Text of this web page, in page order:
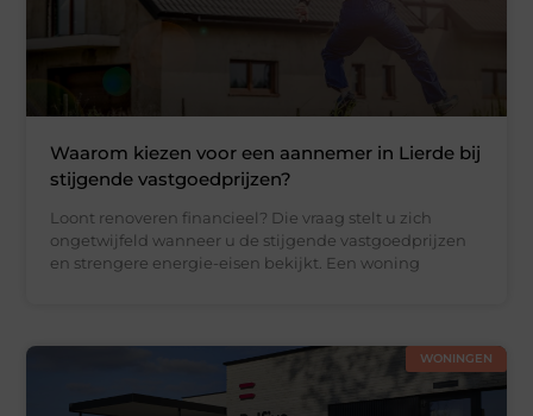
Waarom kiezen voor een aannemer in Lierde bij
stijgende vastgoedprijzen?
Loont renoveren financieel? Die vraag stelt u zich
ongetwijfeld wanneer u de stijgende vastgoedprijzen
en strengere energie-eisen bekijkt. Een woning
WONINGEN